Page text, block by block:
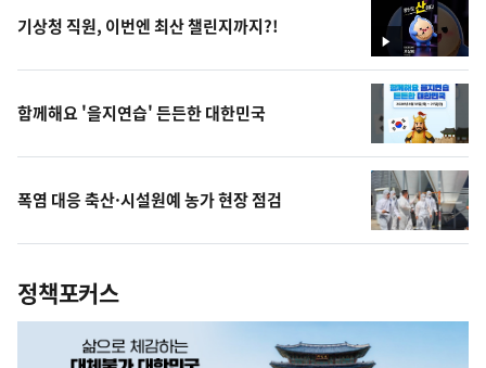
영
상
기상청 직원, 이번엔 최산 챌린지까지?!
함께해요 '을지연습' 든든한 대한민국
폭염 대응 축산·시설원예 농가 현장 점검
정책포커스